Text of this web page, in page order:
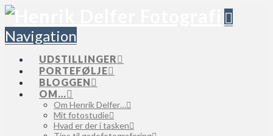
Navigation
UDSTILLINGER
PORTEFØLJE
BLOGGEN
OM…
Om Henrik Delfer…
Mit fotostudie
Hvad er der i tasken